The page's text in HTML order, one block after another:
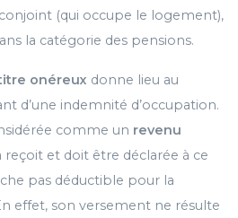
(qui occupe le logement),
la catégorie des pensions.
onéreux donne lieu au
d’une indemnité d’occupation.
comme un revenu
reçoit et doit être déclarée à ce
pas déductible pour la
effet, son versement ne résulte